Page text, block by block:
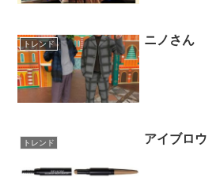
トレンド ニノさん
トレンド アイブロウ